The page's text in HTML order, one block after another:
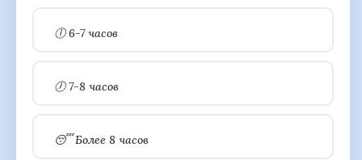
🕕 6-7 часов
🕖 7-8 часов
😴 Более 8 часов